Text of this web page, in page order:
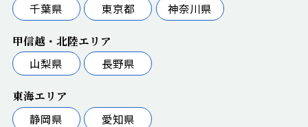
千葉県
東京都 神奈川県
甲信越・北陸エリア
山梨県
長野県
東海エリア
静岡県
愛知県